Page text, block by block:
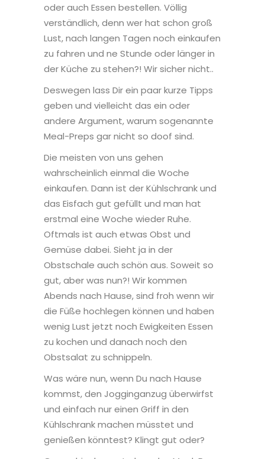
oder auch Essen bestellen. Völlig
verständlich, denn wer hat schon groß
Lust, nach langen Tagen noch einkaufen
zu fahren und ne Stunde oder länger in
der Küche zu stehen?! Wir sicher nicht..
Deswegen lass Dir ein paar kurze Tipps
geben und vielleicht das ein oder
andere Argument, warum sogenannte
Meal-Preps gar nicht so doof sind.
Die meisten von uns gehen
wahrscheinlich einmal die Woche
einkaufen. Dann ist der Kühlschrank und
das Eisfach gut gefüllt und man hat
erstmal eine Woche wieder Ruhe.
Oftmals ist auch etwas Obst und
Gemüse dabei. Sieht ja in der
Obstschale auch schön aus. Soweit so
gut, aber was nun?! Wir kommen
Abends nach Hause, sind froh wenn wir
die Füße hochlegen können und haben
wenig Lust jetzt noch Ewigkeiten Essen
zu kochen und danach noch den
Obstsalat zu schnippeln.
Was wäre nun, wenn Du nach Hause
kommst, den Jogginganzug überwirfst
und einfach nur einen Griff in den
Kühlschrank machen müsstet und
genießen könntest? Klingt gut oder?